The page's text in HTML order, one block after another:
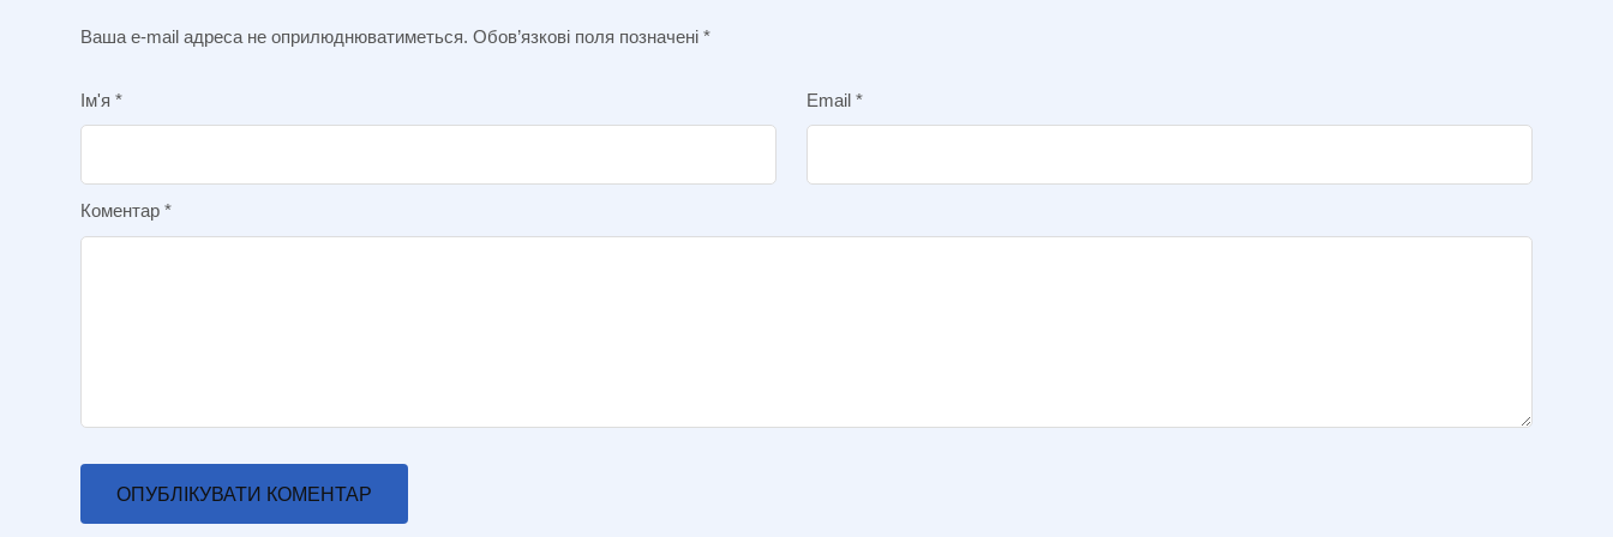
Ваша e-mail адреса не оприлюднюватиметься. Обов’язкові поля позначені *
Ім'я * Email *
Коментар *